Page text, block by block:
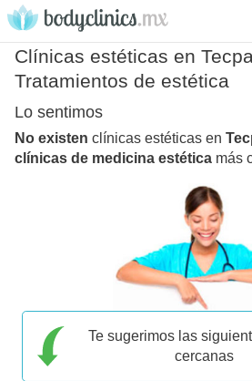
Clínicas estéticas en
Tratamientos de estética
Lo sentimos
No existen clínicas estéticas en
clínicas de medicina estética más
Te sugerimos las
cercanas